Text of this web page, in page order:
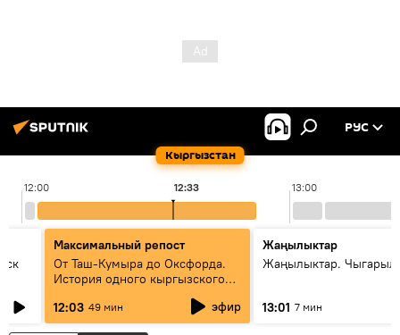
Кыргызстан
РУС
12:00 13:00
12:33
Максимальный репост
От Таш-Кумыра до Оксфорда.
История одного кыргызского
12:03 49 мин эфир
Жаңылыктар
Жаңылыктар.
13:01 7 мин